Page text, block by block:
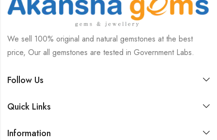
We sell 100% original and natural gemstones at the best
price, Our all gemstones are tested in Government Labs.
Follow Us
Quick Links
Information